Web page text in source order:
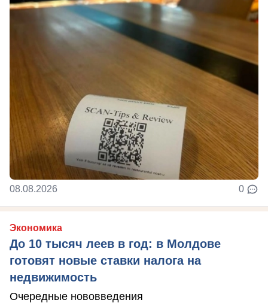
08.08.2026 0
Экономика
До 10 тысяч леев в год: в Молдове
готовят новые ставки налога на
недвижимость
Очередные нововведения